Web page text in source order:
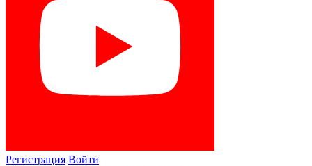
Регистрация Войти